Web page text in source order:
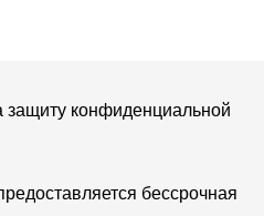
конфиденциальной
бессрочная